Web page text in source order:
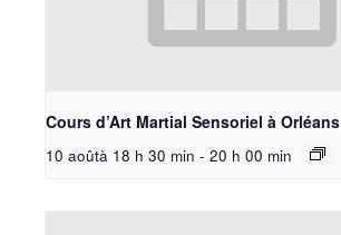
Cours d’Art Martial Sensoriel à Orléans
10 aoûtà 18 h 30 min - 20 h 00 min